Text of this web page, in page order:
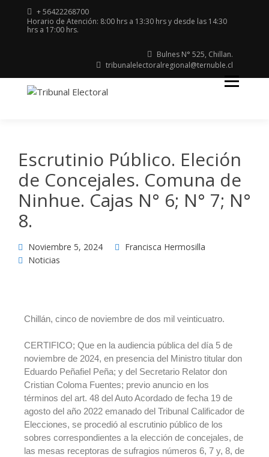
+ 56422268700
Horario de Atención: 8:00 hrs a 13:30 hrs y desde las 14:30
hrs a 17:00 hrs.
Bulnes N° 525, Chillan.
tribunalelectoralregional@ternuble.cl
Escrutinio Público. Eleción
de Concejales. Comuna de
Ninhue. Cajas N° 6; N° 7; N°
8.
Noviembre 5, 2024
Francisca Hermosilla
Noticias
Chillán, cinco de noviembre de dos mil veinticuatro.
CERTIFICO; Que en la audiencia pública del día 5 de
noviembre de 2024, en presencia del Ministro titular don
Eduardo Peñafiel Peña; y del Secretario Relator don
Cristian Coloma Fuentes; previo anuncio en los
términos del art. 48 del Auto Acordado de fecha 19 de
agosto del año 2022 emanado del Tribunal Calificador de
Elecciones, se procedió al escrutinio público de los
sobres correspondientes a la elección de concejales, de
las mesas receptoras de sufragios números 6, 7 y, 8, de